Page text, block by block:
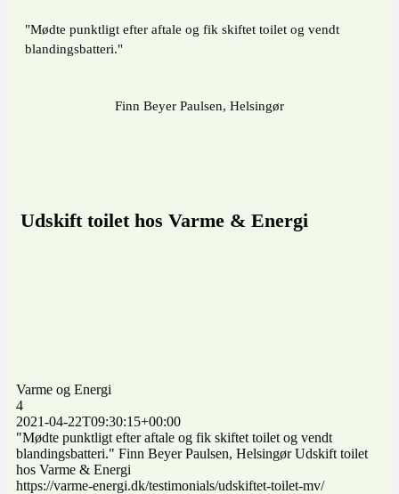
"Mødte punktligt efter aftale og fik skiftet toilet og vendt
blandingsbatteri."
Finn Beyer Paulsen, Helsingør
Udskift toilet hos Varme & Energi
Varme og Energi
4
2021-04-22T09:30:15+00:00
"Mødte punktligt efter aftale og fik skiftet toilet og vendt
blandingsbatteri." Finn Beyer Paulsen, Helsingør Udskift toilet
hos Varme & Energi
https://varme-energi.dk/testimonials/udskiftet-toilet-mv/